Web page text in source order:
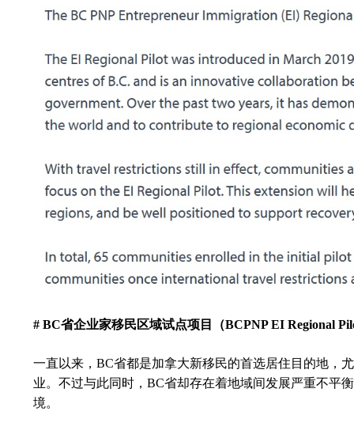
# BC省企业家移民区域试点项目（BCPNP EI Regional
一直以来，BC省都是加拿大新移民的首选居住目的地，
业。不过与此同时，BC省却存在着地域间发展严重不平
境。